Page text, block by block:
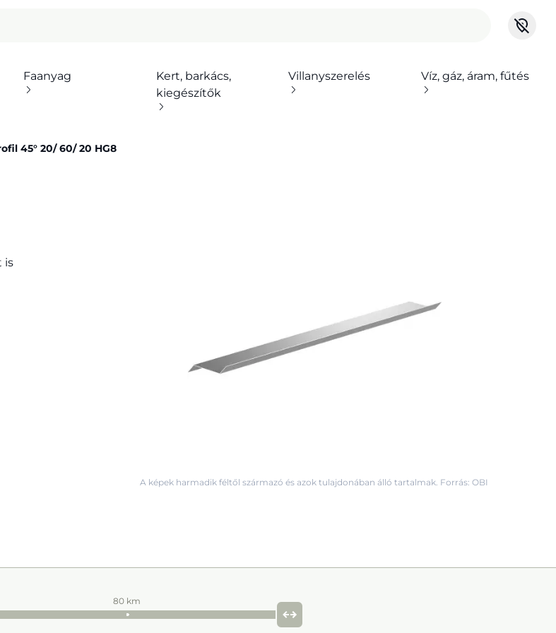
Faanyag
Kert, barkács,
kiegészítők
Villanyszerelés Víz, gáz, áram, fűtés
45° 20/ 60/ 20 HG8
is
A képek harmadik féltől származó és azok tulajdonában álló tartalmak. Forrás: OBI
80 km